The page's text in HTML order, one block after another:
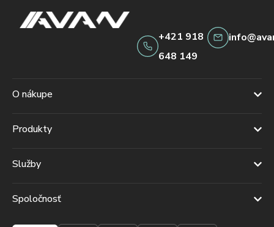
+421 918
648 149
O nákupe
Produkty
Služby
Spoločnosť